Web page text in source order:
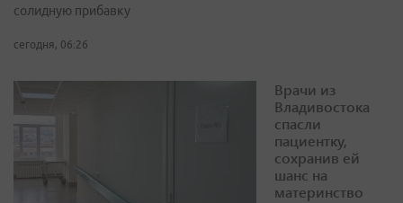
солидную прибавку
сегодня, 06:26
Врачи из
Владивостока
спасли
пациентку,
сохранив ей
шанс на
материнство